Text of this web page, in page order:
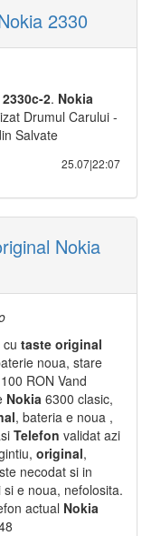
2330
2330c-2. Nokia
Drumul Carului -
Salvate
25.07|22:07
Nokia
cu taste original
noua, stare
RON Vand
Nokia 6300 clasic,
, bateria e noua ,
Telefon validat azi
original,
necodat si in
e noua, nefolosita.
actual Nokia